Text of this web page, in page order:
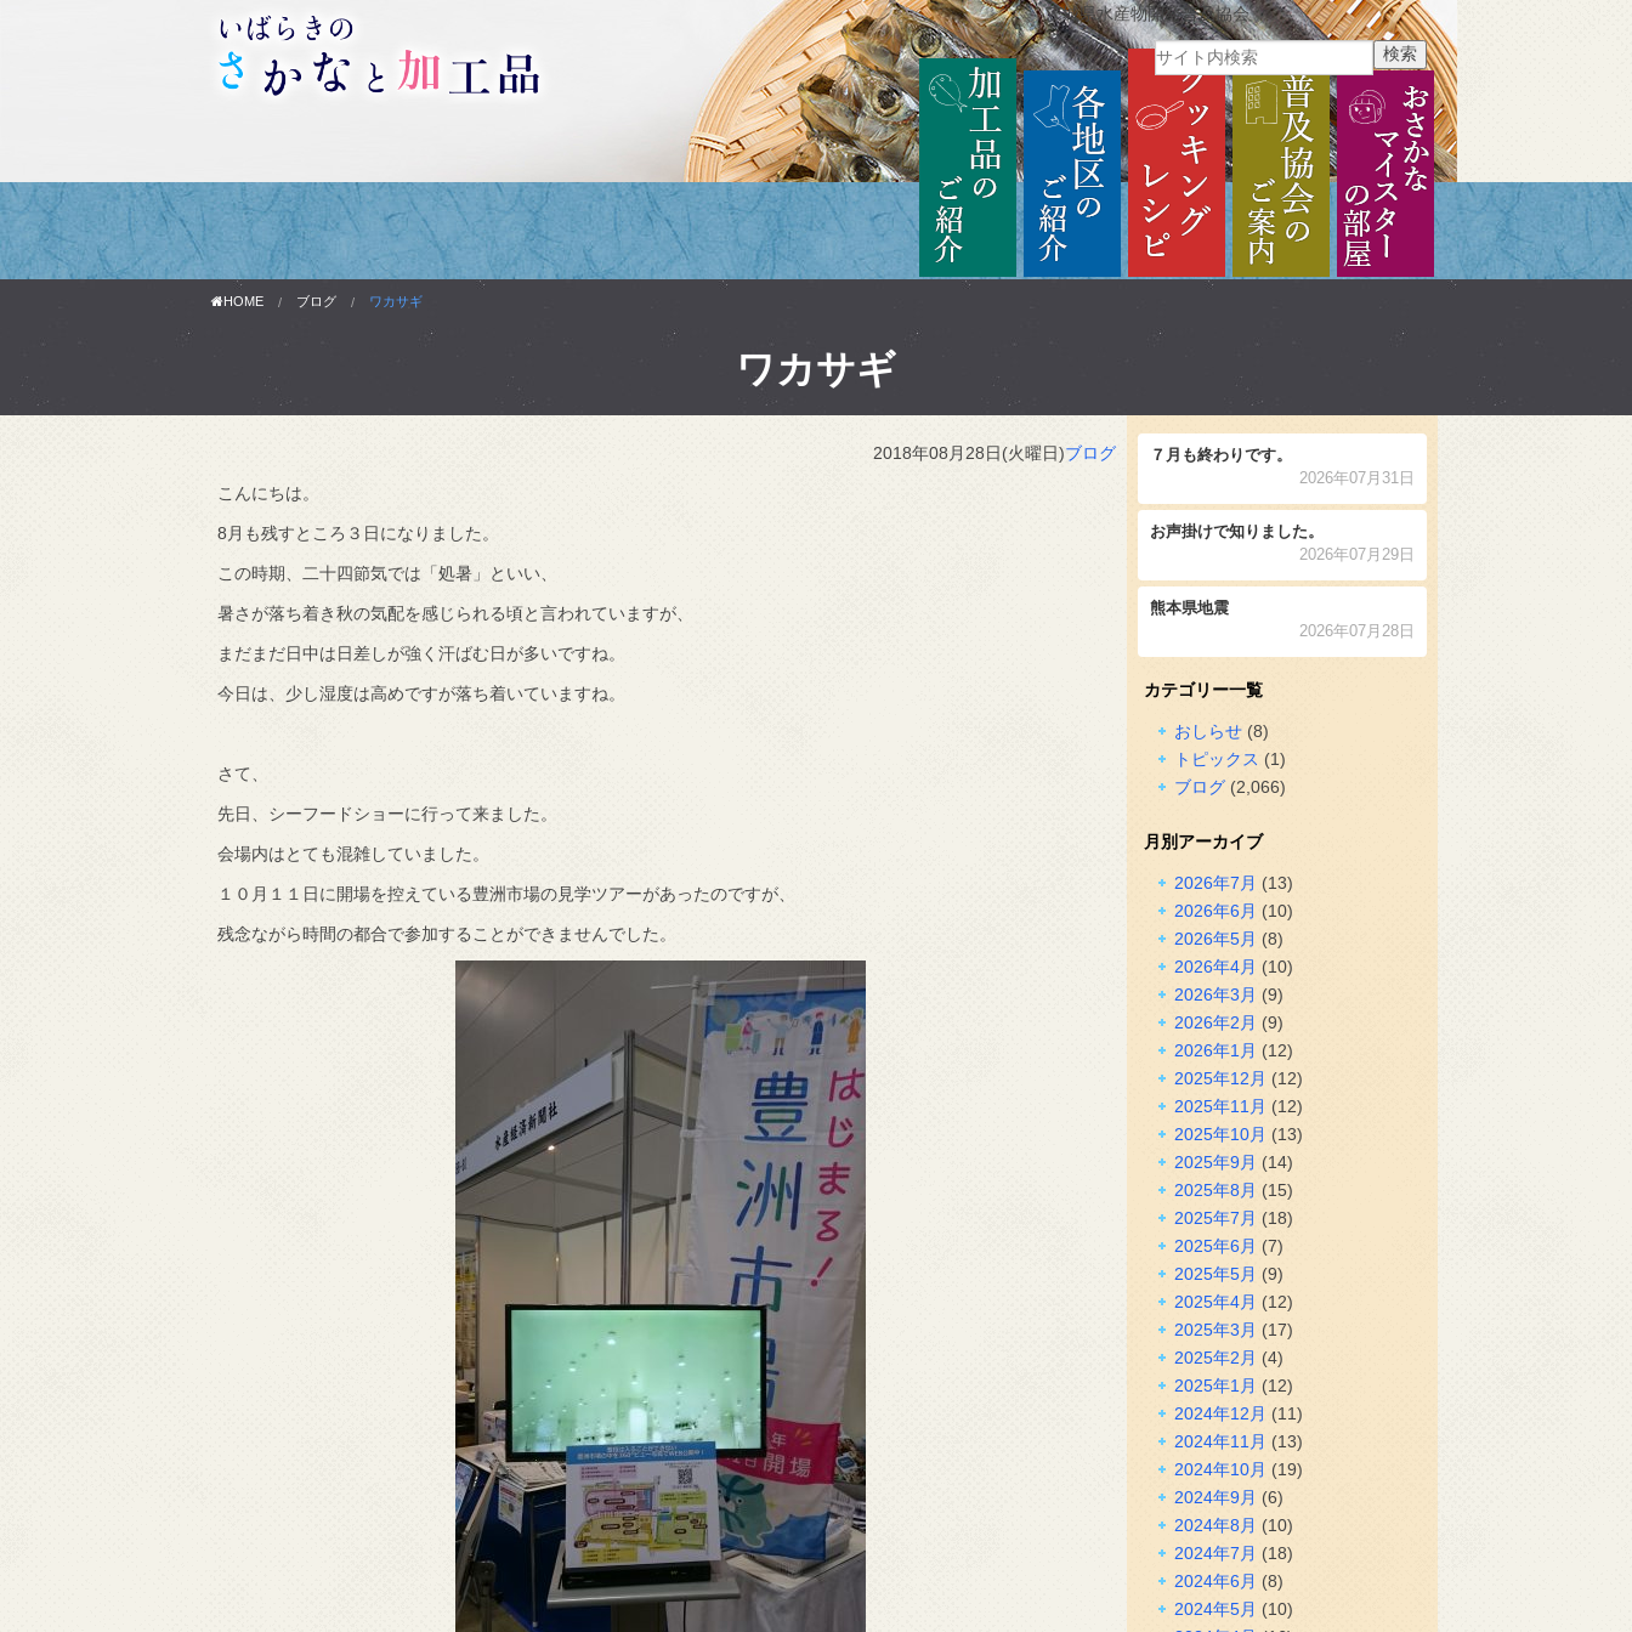
茨城県水産物開発普及協会
おさかなマイスターの部
普及協会のご案内
クッキングレシピ
各地区のご紹介
加工品のご紹介
HOME ブログ ワカサギ
ワカサギ
2018年08月28日(火曜日)ブログ
こんにちは。
8月も残すところ３日になりました。
この時期、二十四節気では「処暑」といい、
暑さが落ち着き秋の気配を感じられる頃と言われていますが、
まだまだ日中は日差しが強く汗ばむ日が多いですね。
今日は、少し湿度は高めですが落ち着いていますね。
さて、
先日、シーフードショーに行って来ました。
会場内はとても混雑していました。
１０月１１日に開場を控えている豊洲市場の見学ツアーがあったのですが、
残念ながら時間の都合で参加することができませんでした。
７月も終わりです。
2026年07月31日
お声掛けで知りました。
2026年07月29日
熊本県地震
2026年07月28日
カテゴリー一覧
おしらせ(8)
トピックス (1)
ブログ(2,066)
月別アーカイブ
2026年7月 (13)
2026年6月 (10)
2026年5月 (8)
2026年4月 (10)
2026年3月 (9)
2026年2月 (9)
2026年1月 (12)
2025年12月 (12)
2025年11月 (12)
2025年10月 (13)
2025年9月 (14)
2025年8月 (15)
2025年7月 (18)
2025年6月 (7)
2025年5月 (9)
2025年4月 (12)
2025年3月 (17)
2025年2月 (4)
2025年1月 (12)
2024年12月 (11)
2024年11月 (13)
2024年10月 (19)
2024年9月 (6)
2024年8月 (10)
2024年7月 (18)
2024年6月 (8)
2024年5月 (10)